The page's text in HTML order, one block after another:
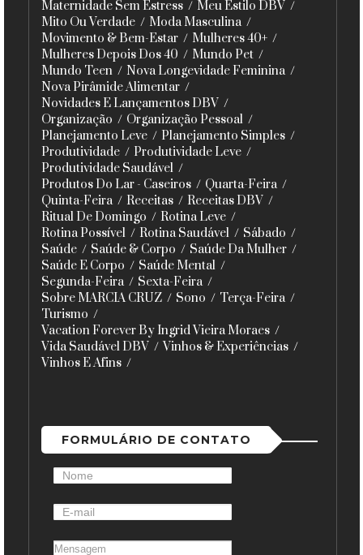
Maternidade Sem Estress
Meu Estilo DBV
Mito Ou Verdade
Moda Masculina
Movimento & Bem-Estar
Mulheres 40+
Mulheres Depois Dos 40
Mundo Pet
Mundo Teen
Nova Longevidade Feminina
Nova Pirâmide Alimentar
Novidades E Lançamentos DBV
Organização
Organização Pessoal
Planejamento Leve
Planejamento Simples
Produtividade
Produtividade Leve
Produtividade Saudável
Produtos Do Lar - Caseiros
Quarta-Feira
Quinta-Feira
Receitas
Receitas DBV
Ritual De Domingo
Rotina Leve
Rotina Possível
Rotina Saudável
Sábado
Saúde
Saúde & Corpo
Saúde Da Mulher
Saúde E Corpo
Saúde Mental
Segunda-Feira
Sexta-Feira
Sobre MARCIA CRUZ
Sono
Terça-Feira
Turismo
Vacation Forever By Ingrid Vieira Moraes
Vida Saudável DBV
Vinhos & Experiências
Vinhos E Afins
FORMULÁRIO DE CONTATO